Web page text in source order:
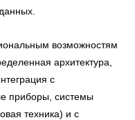
возможностям
архитектура,
с
приборы, системы
техника) и с